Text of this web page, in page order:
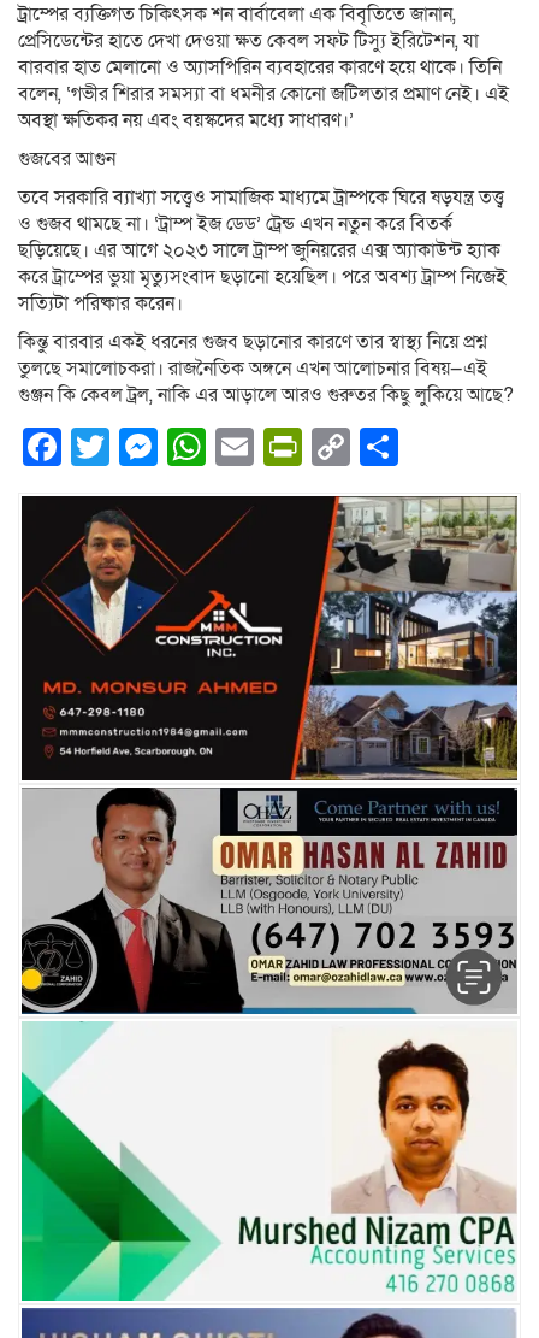
ট্রাম্পের ব্যক্তিগত চিকিৎসক শন বার্বাবেলা এক বিবৃতিতে জানান,
প্রেসিডেন্টের হাতে দেখা দেওয়া ক্ষত কেবল সফট টিস্যু ইরিটেশন, যা
বারবার হাত মেলানো ও অ্যাসপিরিন ব্যবহারের কারণে হয়ে থাকে। তিনি
বলেন, ‘গভীর শিরার সমস্যা বা ধমনীর কোনো জটিলতার প্রমাণ নেই। এই
অবস্থা ক্ষতিকর নয় এবং বয়স্কদের মধ্যে সাধারণ।’
গুজবের আগুন
তবে সরকারি ব্যাখ্যা সত্ত্বেও সামাজিক মাধ্যমে ট্রাম্পকে ঘিরে ষড়যন্ত্র তত্ত্ব
ও গুজব থামছে না। ‘ট্রাম্প ইজ ডেড’ ট্রেন্ড এখন নতুন করে বিতর্ক
ছড়িয়েছে। এর আগে ২০২৩ সালে ট্রাম্প জুনিয়রের এক্স অ্যাকাউন্ট হ্যাক
করে ট্রাম্পের ভুয়া মৃত্যুসংবাদ ছড়ানো হয়েছিল। পরে অবশ্য ট্রাম্প নিজেই
সত্যিটা পরিষ্কার করেন।
কিন্তু বারবার একই ধরনের গুজব ছড়ানোর কারণে তার স্বাস্থ্য নিয়ে প্রশ্ন
তুলছে সমালোচকরা। রাজনৈতিক অঙ্গনে এখন আলোচনার বিষয়—এই
গুঞ্জন কি কেবল ট্রল, নাকি এর আড়ালে আরও গুরুতর কিছু লুকিয়ে আছে?
Facebook
Twitter
Messenger
WhatsApp
EmailPrintFriendly
Copy
Link